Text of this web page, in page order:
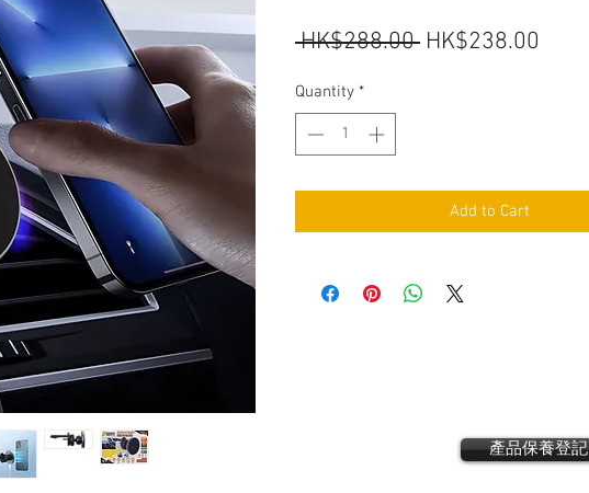
HK$288.00 Regular
HK$238.00
Quantity *
Add to Cart
產品保養登記